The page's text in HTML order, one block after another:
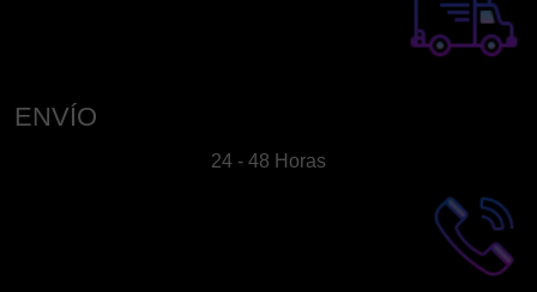
ENVÍO
24 - 48 Horas